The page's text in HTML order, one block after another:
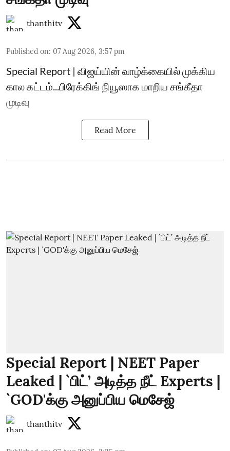
thanthitv
Published on: 07 Aug 2026, 3:57 pm
Special Report | விஜய்யின் வாழ்க்கையில் முக்கிய
கால கட்டம்...பிரேக்கிங் நியூஸாக மாறிய சங்கீதா
முடிவு
Read More
Special Report | NEET Paper
Leaked | `பிட்’ அடித்த நீட் Experts |
`GOD'க்கு அனுப்பிய மெசேஜ்
thanthitv